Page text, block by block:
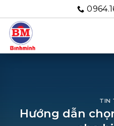
qua
nội
dung
TIN
Hướng dẫn